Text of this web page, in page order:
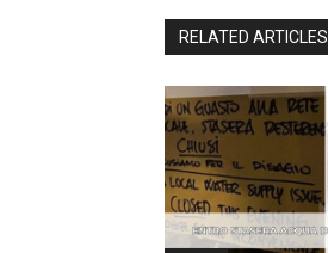
RELATED ARTICLES